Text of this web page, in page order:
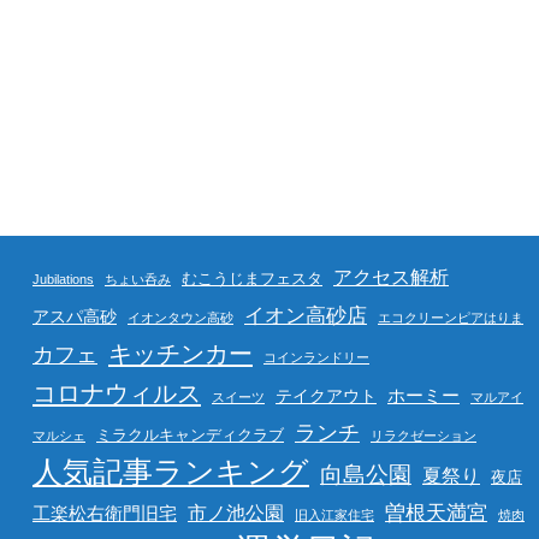
Jubilations ちょい呑み むこうじまフェスタ アクセス解析
アスパ高砂 イオンタウン高砂 イオン高砂店 エコクリーンピアはりま
カフェ キッチンカー コインランドリー
コロナウィルス スイーツ テイクアウト ホーミー マルアイ
マルシェ ミラクルキャンディクラブ ランチ リラクゼーション
人気記事ランキング 向島公園 夏祭り 夜店
工楽松右衛門旧宅 市ノ池公園 旧入江家住宅 曽根天満宮 焼肉